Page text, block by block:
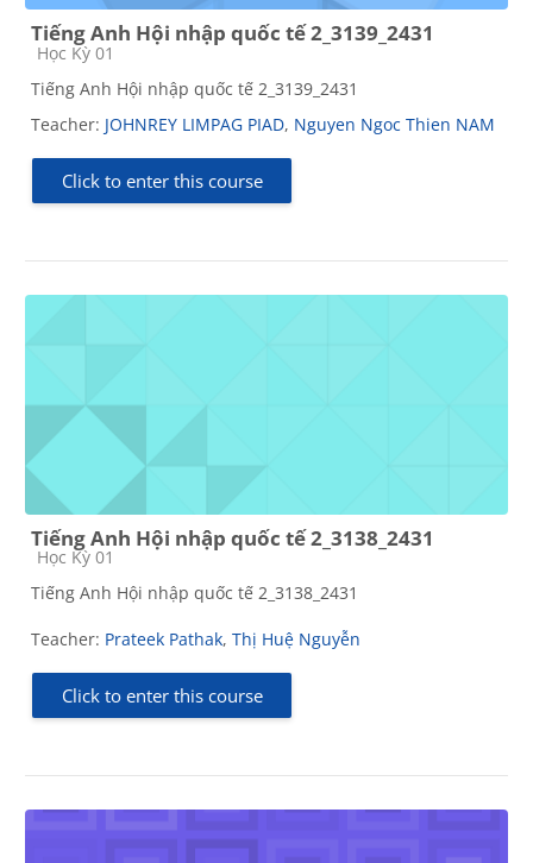
Tiếng Anh Hội nhập quốc tế 2_3139_2431
Course category
Học Kỳ 01
Tiếng Anh Hội nhập quốc tế 2_3139_2431
Teacher: JOHNREY LIMPAG PIAD, Nguyen Ngoc Thien NAM
Click to enter this course
Tiếng Anh Hội nhập quốc tế 2_3138_2431
Course category
Học Kỳ 01
Tiếng Anh Hội nhập quốc tế 2_3138_2431
Teacher: Prateek Pathak, Thị Huệ Nguyễn
Click to enter this course